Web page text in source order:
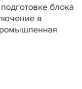
блока
в